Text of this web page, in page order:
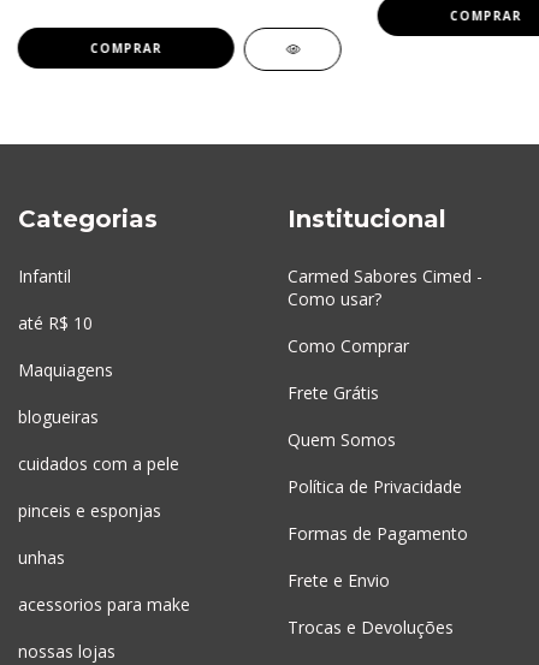
Categorias
Infantil
até R$ 10
Maquiagens
blogueiras
cuidados com a pele
pinceis e esponjas
unhas
acessorios para make
nossas lojas
Institucional
Carmed Sabores Cimed -
Como usar?
Como Comprar
Frete Grátis
Quem Somos
Política de Privacidade
Formas de Pagamento
Frete e Envio
Trocas e Devoluções